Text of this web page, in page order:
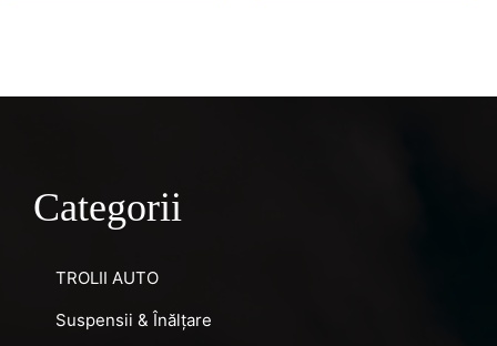
Categorii
TROLII AUTO
Suspensii & Înălțare